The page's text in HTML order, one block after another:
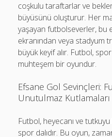
coşkulu taraftarlar ve
büyüsünü oluşturur. Her
yaşayan futbolseverler, bu
ekranından veya stadyum
büyük keyif alır. Futbol,
muhteşem bir oyundur.
Efsane Gol Sevinçleri:
Unutulmaz Kutlamaları
Futbol, heyecanı ve
spor dalıdır. Bu oyun,